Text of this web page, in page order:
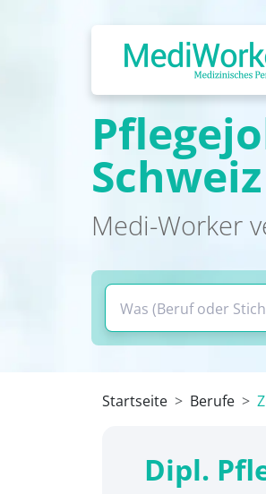
Schweiz
Medi-Worker
Startseite Berufe
Dipl.